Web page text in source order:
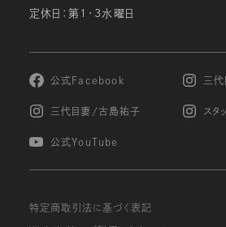
定休日：第1・3水曜日
公式Facebook 三
三代目妻/古島祐子 スタ
公式YouTube
特定商取引法に基づく表記